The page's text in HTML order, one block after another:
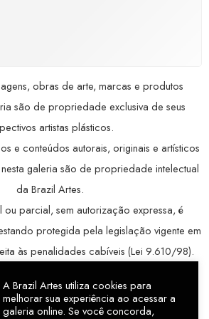
obras de arte, marcas e produtos
são de propriedade exclusiva de seus
artistas plásticos.
e conteúdos autorais, originais e artísticos
galeria são de propriedade intelectual
da Brazil Artes.
parcial, sem autorização expressa, é
protegida pela legislação vigente em
às penalidades cabíveis (Lei 9.610/98).
WhatsApp:79 9998-1221/ E-mail:
/ Instagram:@brazilartes
A Brazil Artes utiliza cookies para
melhorar sua experiência ao acessar a
galeria online. Se você concorda,